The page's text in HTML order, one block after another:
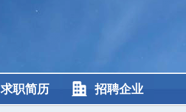
求职简历 招聘企业